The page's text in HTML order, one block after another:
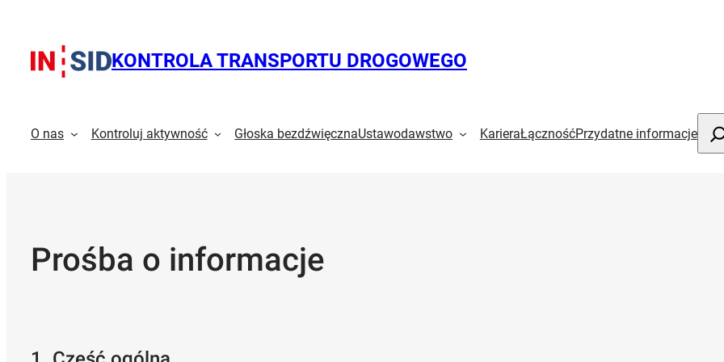
treści
KONTROLA TRANSPORTU DROGOWEGO
O nas Kontroluj aktywność Głoska bezdźwięcznaUstawodawstwo KarieraŁącznośćPrzydatne informacje
Prośba o informacje